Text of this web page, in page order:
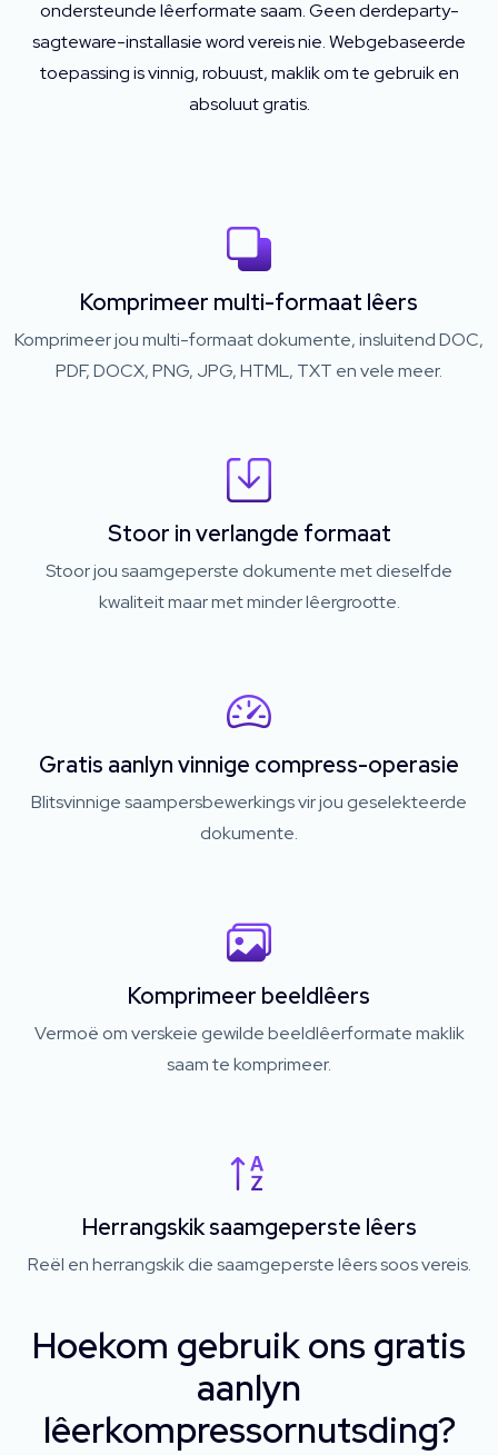
ondersteunde lêerformate saam. Geen derdeparty-
sagteware-installasie word vereis nie. Webgebaseerde
toepassing is vinnig, robuust, maklik om te gebruik en
absoluut gratis.
Komprimeer multi-formaat lêers
Komprimeer jou multi-formaat dokumente, insluitend DOC,
PDF, DOCX, PNG, JPG, HTML, TXT en vele meer.
Stoor in verlangde formaat
Stoor jou saamgeperste dokumente met dieselfde
kwaliteit maar met minder lêergrootte.
Gratis aanlyn vinnige compress-operasie
Blitsvinnige saampersbewerkings vir jou geselekteerde
dokumente.
Komprimeer beeldlêers
Vermoë om verskeie gewilde beeldlêerformate maklik
saam te komprimeer.
Herrangskik saamgeperste lêers
Reël en herrangskik die saamgeperste lêers soos vereis.
Hoekom gebruik ons ​​gratis
aanlyn
lêerkompressornutsding?